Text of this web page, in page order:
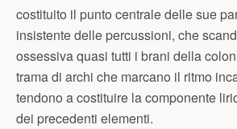
costituito il punto centrale delle sue
insistente delle percussioni, che
ossessiva quasi tutti i brani della
trama di archi che marcano il ritmo
tendono a costituire la componente
dei precedenti elementi.